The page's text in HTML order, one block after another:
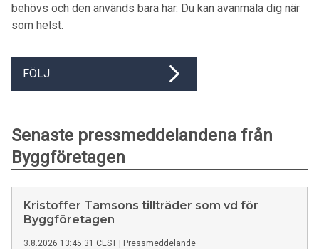
behövs och den används bara här. Du kan avanmäla dig när
som helst.
FÖLJ
Senaste pressmeddelandena från
Byggföretagen
Kristoffer Tamsons tillträder som vd för
Byggföretagen
3.8.2026 13:45:31 CEST Pressmeddelande